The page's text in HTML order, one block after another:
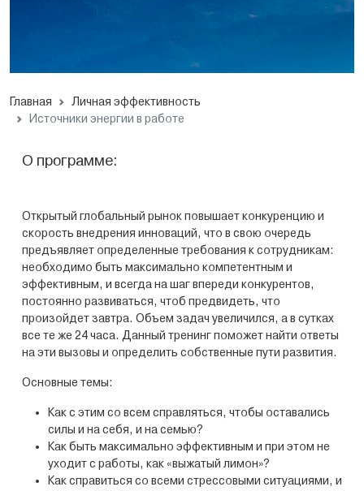
Главная
Личная эффективность
Источники энергии в работе
О программе:
Открытый глобальный рынок повышает конкуренцию и
скорость внедрения инноваций, что в свою очередь
предъявляет определенные требования к сотрудникам:
необходимо быть максимально компетентным и
эффективным, и всегда на шаг впереди конкурентов,
постоянно развиваться, чтоб предвидеть, что
произойдет завтра. Объем задач увеличился, а в сутках
все те же 24 часа. Данный тренинг поможет найти ответы
на эти вызовы и определить собственные пути развития.
Основные темы:
Как с этим со всем справляться, чтобы оставались
силы и на себя, и на семью?
Как быть максимально эффективным и при этом не
уходит с работы, как «выжатый лимон»?
Как справиться со всеми стрессовыми ситуациями, и